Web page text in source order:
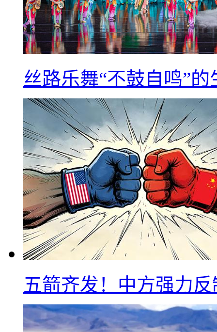
丝路乐舞“不鼓自鸣”
五箭齐发！中方强力